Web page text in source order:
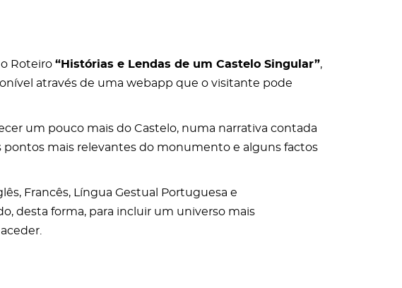
Roteiro “Histórias e Lendas de um Castelo Singular”,
através de uma webapp que o visitante pode
um pouco mais do Castelo, numa narrativa contada
pontos mais relevantes do monumento e alguns factos
Francês, Língua Gestual Portuguesa e
desta forma, para incluir um universo mais